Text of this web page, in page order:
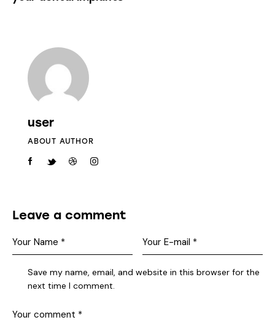
user
ABOUT AUTHOR
Leave a comment
Save my name, email, and website in this browser for the
next time I comment.